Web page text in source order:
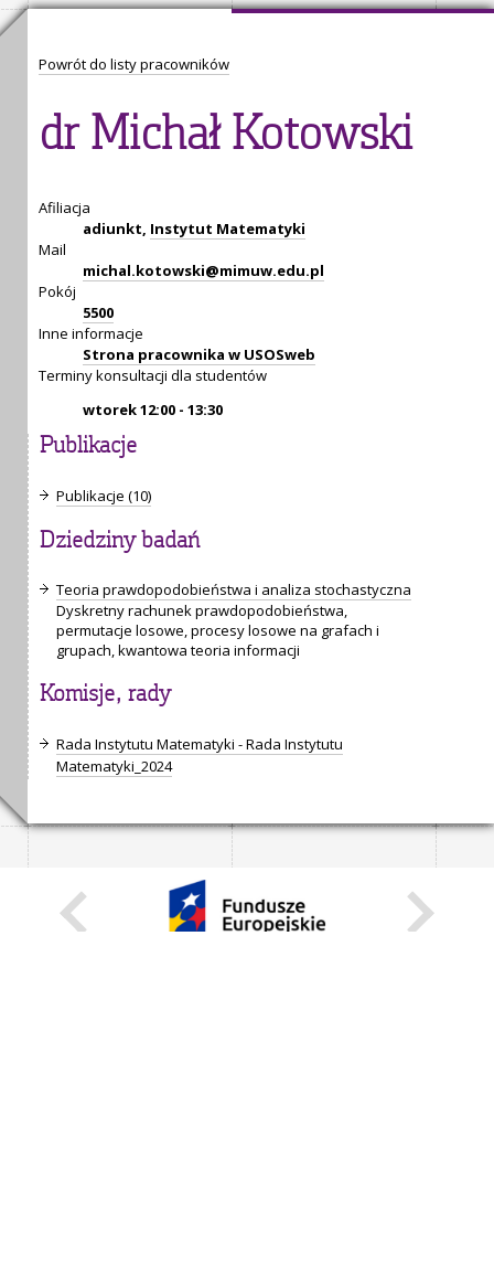
Powrót do listy pracowników
dr Michał Kotowski
Afiliacja
adiunkt, Instytut Matematyki
Mail
michal.kotowski@mimuw.edu.pl
Pokój
5500
Inne informacje
Strona pracownika w USOSweb
Terminy konsultacji dla studentów
wtorek 12:00 - 13:30
Publikacje
Publikacje (10)
Dziedziny badań
Teoria prawdopodobieństwa i analiza stochastyczna
Dyskretny rachunek prawdopodobieństwa,
permutacje losowe, procesy losowe na grafach i
grupach, kwantowa teoria informacji
Komisje, rady
Rada Instytutu Matematyki - Rada Instytutu
Matematyki_2024